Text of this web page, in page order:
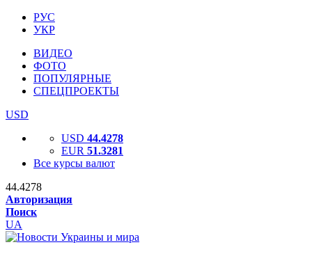
РУС
УКР
ВИДЕО
ФОТО
ПОПУЛЯРНЫЕ
СПЕЦПРОЕКТЫ
USD
USD 44.4278
EUR 51.3281
Все курсы валют
44.4278
Авторизация
Поиск
UA